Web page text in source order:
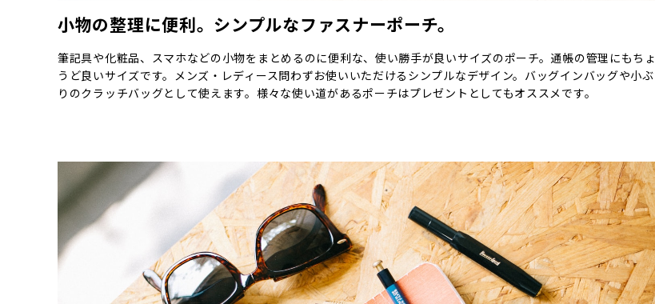
小物の整理に便利。シンプルなファスナーポーチ。
筆記具や化粧品、スマホなどの小物をまとめるのに便利な、使い勝手が良いサイズのポーチ。通帳の管理にもちょ
うど良いサイズです。メンズ・レディース問わずお使いいただけるシンプルなデザイン。バッグインバッグや小ぶ
りのクラッチバッグとして使えます。様々な使い道があるポーチはプレゼントとしてもオススメです。